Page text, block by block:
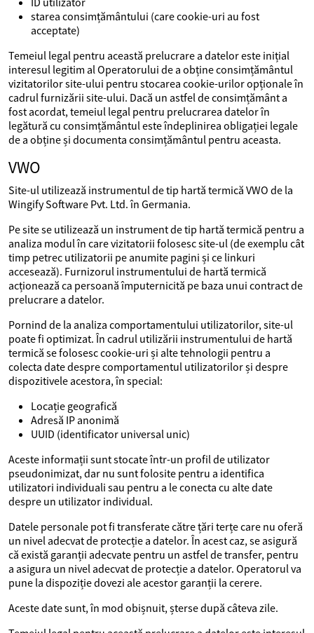
starea consimțământului (care cookie-uri au fost
acceptate)
Temeiul legal pentru această prelucrare a datelor este inițial
interesul legitim al Operatorului de a obține consimțământul
vizitatorilor site-ului pentru stocarea cookie-urilor opționale în
cadrul furnizării site-ului. Dacă un astfel de consimțământ a
fost acordat, temeiul legal pentru prelucrarea datelor în
legătură cu consimțământul este îndeplinirea obligației legale
de a obține și documenta consimțământul pentru aceasta.
VWO
Site-ul utilizează instrumentul de tip hartă termică VWO de la
Wingify Software Pvt. Ltd. în Germania.
Pe site se utilizează un instrument de tip hartă termică pentru a
analiza modul în care vizitatorii folosesc site-ul (de exemplu cât
timp petrec utilizatorii pe anumite pagini și ce linkuri
accesează). Furnizorul instrumentului de hartă termică
acționează ca persoană împuternicită pe baza unui contract de
prelucrare a datelor.
Pornind de la analiza comportamentului utilizatorilor, site-ul
poate fi optimizat. În cadrul utilizării instrumentului de hartă
termică se folosesc cookie-uri și alte tehnologii pentru a
colecta date despre comportamentul utilizatorilor și despre
dispozitivele acestora, în special:
Locație geografică
Adresă IP anonimă
UUID (identificator universal unic)
Aceste informații sunt stocate într-un profil de utilizator
pseudonimizat, dar nu sunt folosite pentru a identifica
utilizatori individuali sau pentru a le conecta cu alte date
despre un utilizator individual.
Datele personale pot fi transferate către țări terțe care nu oferă
un nivel adecvat de protecție a datelor. În acest caz, se asigură
că există garanții adecvate pentru un astfel de transfer, pentru
a asigura un nivel adecvat de protecție a datelor. Operatorul va
pune la dispoziție dovezi ale acestor garanții la cerere.
Aceste date sunt, în mod obișnuit, șterse după câteva zile.